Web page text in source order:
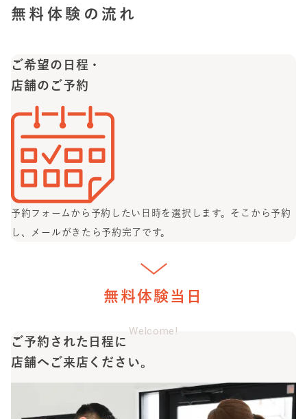
想の身体作りをサポートしますのでご安心ください！
無料体験の流れ
ご希望の日程・
店舗のご予約
予約フォームから予約したい日時を選択します。 そこから予約
し、メールがきたら予約完了です。
無料体験当日
Welcome!
ご予約された日程に
店舗へご来店ください。